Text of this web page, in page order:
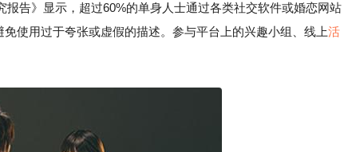
告》显示，超过60%的单身人士通过各类社交软件或婚恋网站
使用过于夸张或虚假的描述。参与平台上的兴趣小组、线上活